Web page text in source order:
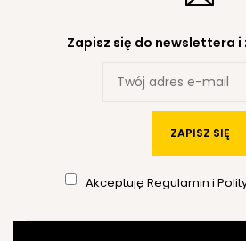
Zapisz się do newslettera i
ZAPISZ SIĘ
Akceptuję Regulamin i